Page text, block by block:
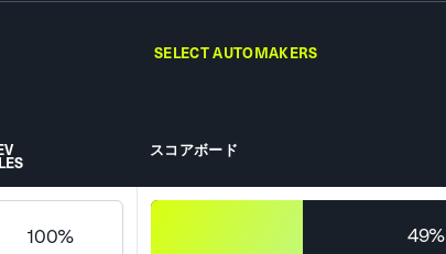
SELECT AUTOMAKERS
スコアボード
100% 49%